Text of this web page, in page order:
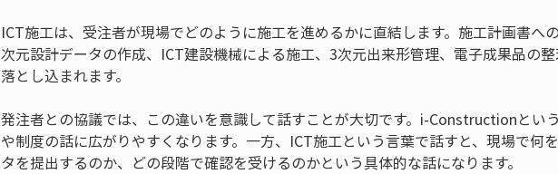
ICT施工は、受注者が現場でどのように施工を進めるかに直結します。施工計画書へ
次元設計データの作成、ICT建設機械による施工、3次元出来形管理、電子成果品の
落とし込まれます。
発注者との協議では、この違いを意識して話すことが大切です。i-Constructionとい
や制度の話に広がりやすくなります。一方、ICT施工という言葉で話すと、現場で何
タを提出するのか、どの段階で確認を受けるのかという具体的な話になります。